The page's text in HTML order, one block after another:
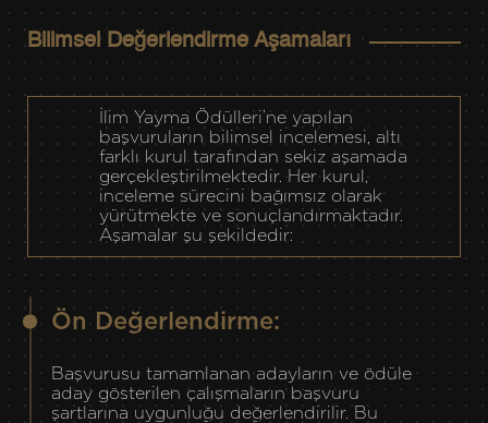
Bilimsel Değerlendirme Aşamaları
İlim Yayma Ödülleri’ne yapılan
başvuruların bilimsel incelemesi, altı
farklı kurul tarafından sekiz aşamada
gerçekleştirilmektedir. Her kurul,
inceleme sürecini bağımsız olarak
yürütmekte ve sonuçlandırmaktadır.
Aşamalar şu şekildedir:
Ön Değerlendirme:
Başvurusu tamamlanan adayların ve ödüle
aday gösterilen çalışmaların başvuru
şartlarına uygunluğu değerlendirilir. Bu